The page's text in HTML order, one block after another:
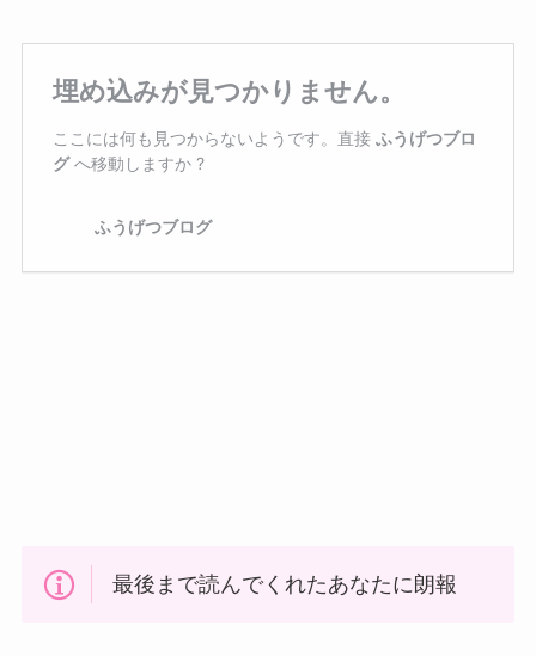
最後まで読んでくれたあなたに朗報